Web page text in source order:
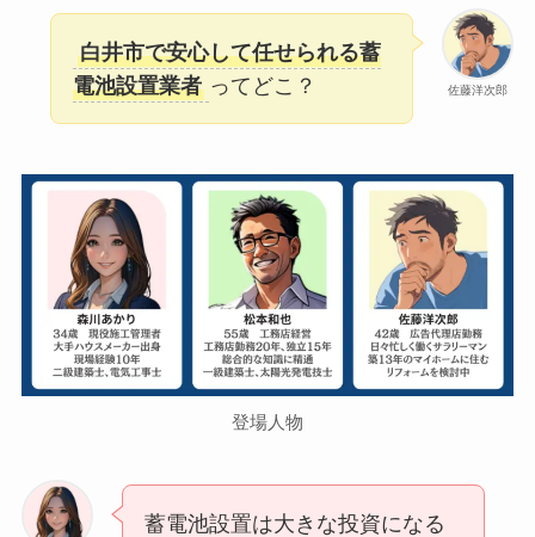
佐藤洋次郎
白井市で安心して任せられる蓄
電池設置業者 ってどこ？
登場人物
蓄電池設置は大きな投資になる